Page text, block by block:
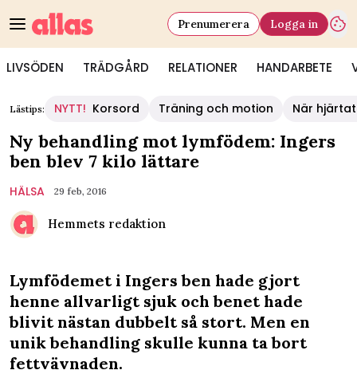
LIVSÖDEN TRÄDGÅRD RELATIONER HANDARBETE
Prenumerera Logga in
Lästips: NYTT! Korsord Träning och motion När
Ny behandling mot lymfödem: Ingers
ben blev 7 kilo lättare
HÄLSA 29 feb, 2016
Hemmets redaktion
Lymfödemet i Ingers ben hade gjort
henne allvarligt sjuk och benet hade
blivit nästan dubbelt så stort. Men en
unik behandling skulle kunna ta bort
fettvävnaden.